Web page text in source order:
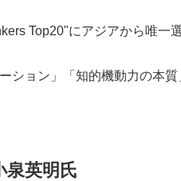
Top20"にアジアから唯一
ション」「知的機動力の本質
泉英明氏